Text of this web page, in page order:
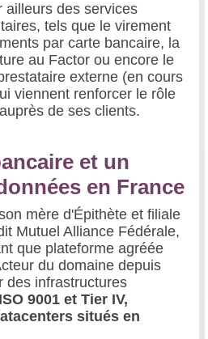
ailleurs des services
tels que le virement
par carte bancaire, la
au Factor ou encore le
externe (en cours
viennent renforcer le rôle
de ses clients.
et un
en France
mère d'Épithète et filiale
Mutuel Alliance Fédérale,
que plateforme agréée
du domaine depuis
des infrastructures
9001 et Tier IV,
situés en